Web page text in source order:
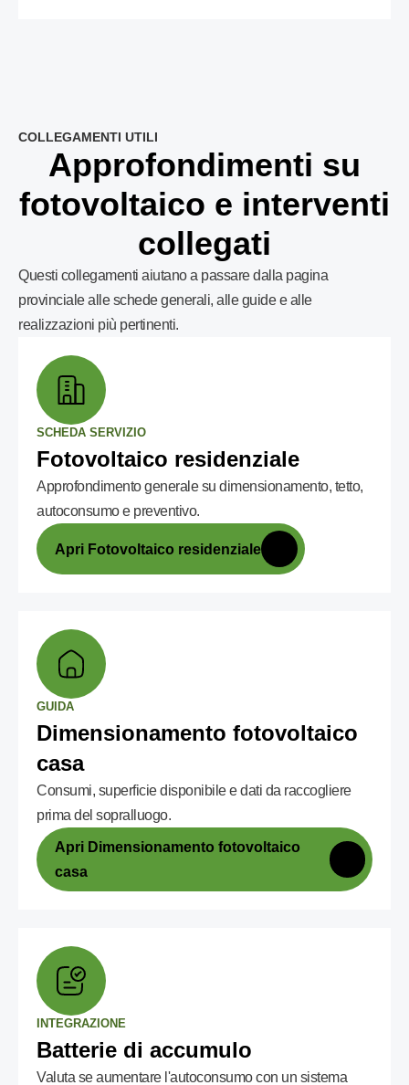
COLLEGAMENTI UTILI
Approfondimenti su
fotovoltaico e interventi
collegati
Questi collegamenti aiutano a passare dalla pagina
provinciale alle schede generali, alle guide e alle
realizzazioni più pertinenti.
SCHEDA SERVIZIO
Fotovoltaico residenziale
Approfondimento generale su dimensionamento, tetto,
autoconsumo e preventivo.
Apri Fotovoltaico residenziale
GUIDA
Dimensionamento fotovoltaico
casa
Consumi, superficie disponibile e dati da raccogliere
prima del sopralluogo.
Apri Dimensionamento fotovoltaico
casa
INTEGRAZIONE
Batterie di accumulo
Valuta se aumentare l'autoconsumo con un sistema